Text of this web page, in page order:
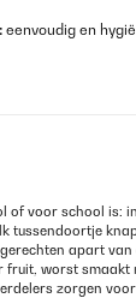
eenvoudig en
of voor school is:
tussendoortje
apart
fruit, worst smaakt
zorgen